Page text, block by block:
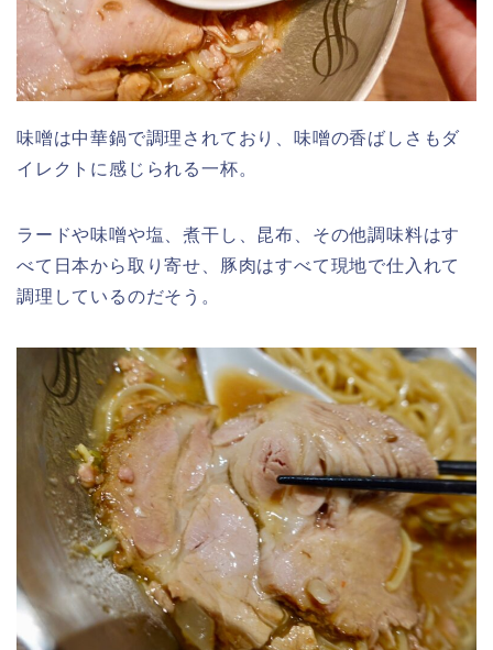
味噌は中華鍋で調理されており、味噌の香ばしさもダ
イレクトに感じられる一杯。
ラードや味噌や塩、煮干し、昆布、その他調味料はす
べて日本から取り寄せ、豚肉はすべて現地で仕入れて
調理しているのだそう。